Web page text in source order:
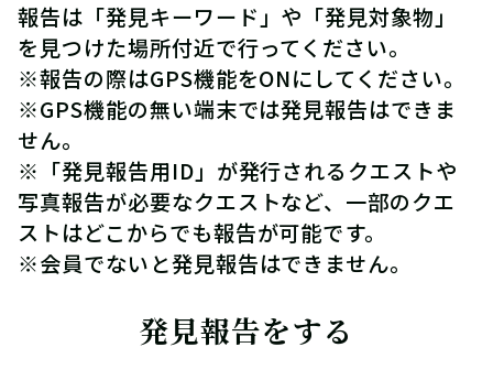
報告は「発見キーワード」や「発見対象物」
を見つけた場所付近で行ってください。
※報告の際はGPS機能をONにしてください。
※GPS機能の無い端末では発見報告はできま
せん。
※「発見報告用ID」が発行されるクエストや
写真報告が必要なクエストなど、一部のクエ
ストはどこからでも報告が可能です。
※会員でないと発見報告はできません。
発見報告をする